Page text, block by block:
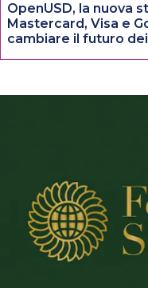
OpenUSD, la nuova
Mastercard, Visa e
cambiare il futuro